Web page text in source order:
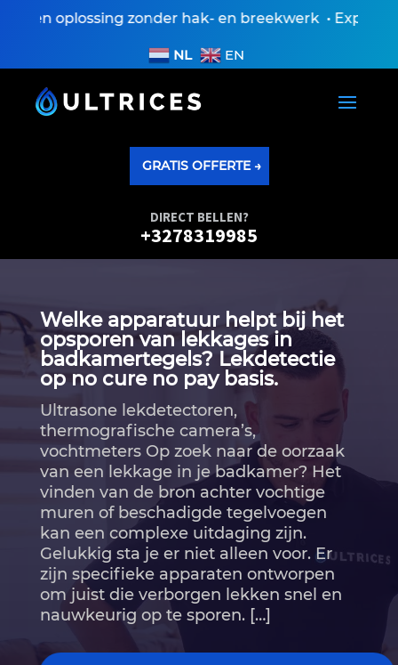
oplossing zonder hak- en breekwerk •
NL EN
GRATIS OFFERTE →
DIRECT BELLEN?
+3278319985
Welke apparatuur helpt bij het
opsporen van lekkages in
badkamertegels? Lekdetectie
op no cure no pay basis.
Ultrasone lekdetectoren,
thermografische camera’s,
vochtmeters Op zoek naar de oorzaak
van een lekkage in je badkamer? Het
vinden van de bron achter vochtige
muren of beschadigde tegelvoegen
kan een complexe uitdaging zijn.​
Gelukkig sta je er niet alleen voor.​ Er
zijn specifieke apparaten ontworpen
om juist die verborgen lekken snel en
nauwkeurig op te sporen.​ […]